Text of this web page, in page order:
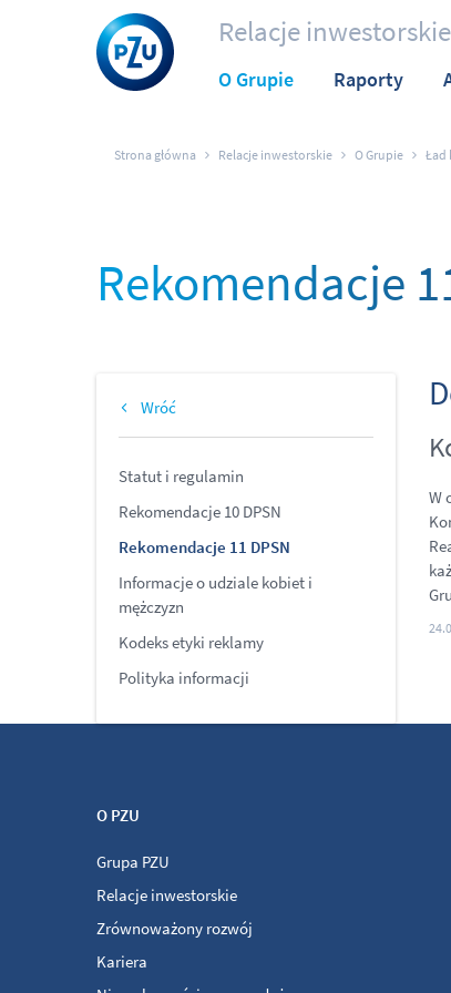
Relacje inwestorskie
O Grupie Raporty
Strona główna Relacje inwestorskie O Grupie Ład
Rekomendacje
Wróć
Statut i regulamin
Rekomendacje 10 DPSN
Rekomendacje 11 DPSN
Informacje o udziale kobiet i
mężczyzn
Kodeks etyki reklamy
Polityka informacji
W
O PZU
Grupa PZU
Relacje inwestorskie
Zrównoważony rozwój
Kariera